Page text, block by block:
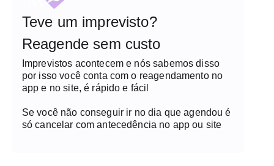
Teve um imprevisto?
Reagende sem custo
Imprevistos acontecem e nós sabemos disso
por isso você conta com o reagendamento no
app e no site, é rápido e fácil
Se você não conseguir ir no dia que agendou é
só cancelar com antecedência no app ou site